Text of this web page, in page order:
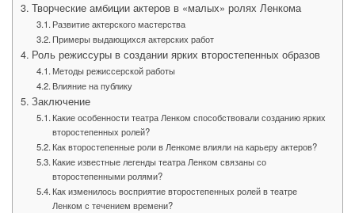
Творческие амбиции актеров в «малых» ролях Ленкома
Развитие актерского мастерства
Примеры выдающихся актерских работ
Роль режиссуры в создании ярких второстепенных образов
Методы режиссерской работы
Влияние на публику
Заключение
Какие особенности театра Ленком способствовали созданию ярких
второстепенных ролей?
Как второстепенные роли в Ленкоме влияли на карьеру актеров?
Какие известные легенды театра Ленком связаны со
второстепенными ролями?
Как изменилось восприятие второстепенных ролей в театре
Ленком с течением времени?